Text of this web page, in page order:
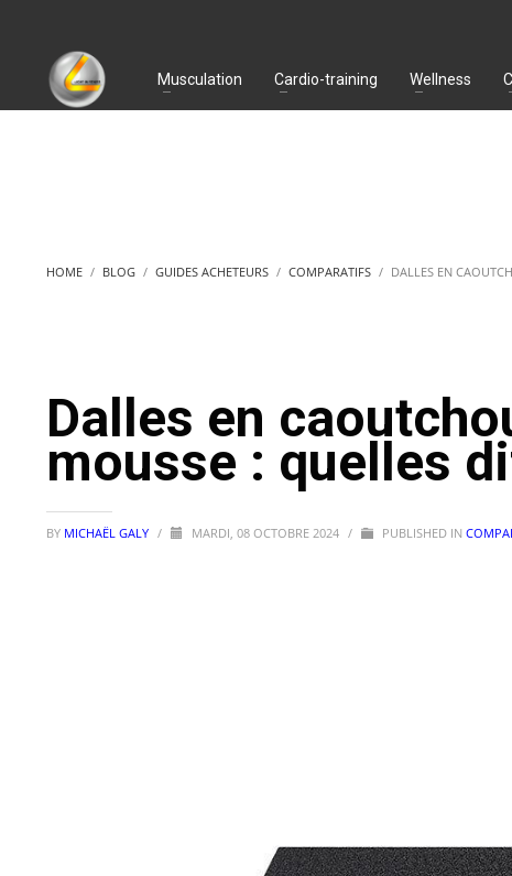
Musculation Cardio-training Wellness
HOME BLOG GUIDES ACHETEURS COMPARATIFS DALLES EN
Dalles en
mousse : quelles
BY MICHAËL GALY / MARDI, 08 OCTOBRE 2024 / PUBLISHED IN